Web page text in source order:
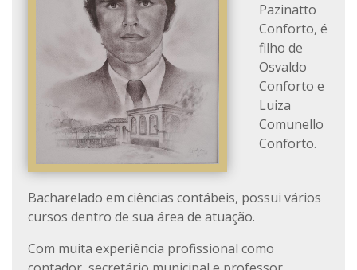
Pazinatto
Conforto, é
filho de
Osvaldo
Conforto e
Luiza
Comunello
Conforto.
Bacharelado em ciências contábeis, possui vários
cursos dentro de sua área de atuação.
Com muita experiência profissional como